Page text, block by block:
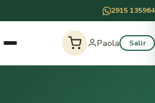
2915 135964
Paola Salir